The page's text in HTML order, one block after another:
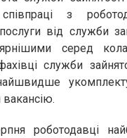
з
від служби
серед
служби
роботодавці